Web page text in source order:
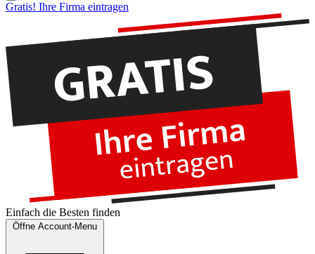
Gratis! Ihre Firma eintragen
Einfach die Besten finden
Öffne Account-Menu